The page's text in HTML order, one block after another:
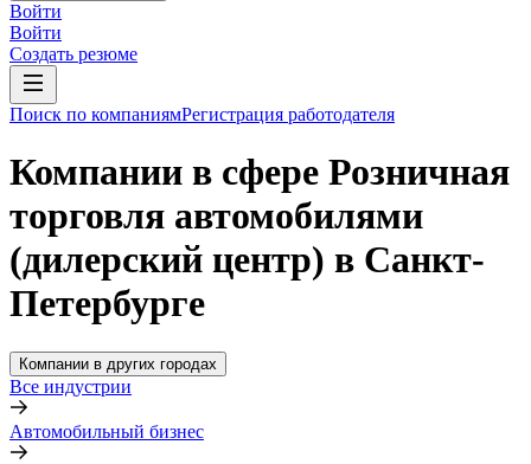
Войти
Войти
Создать резюме
Поиск по компаниямРегистрация работодателя
Компании в сфере Розничная
торговля автомобилями
(дилерский центр) в Санкт-
Петербурге
Компании в других городах
Все индустрии
Автомобильный бизнес